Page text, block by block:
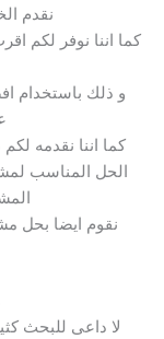
نقدم
كما اننا نوفر لكم
و ذلك باستخدام
كما اننا نقدمه
الحل المناسب
نقوم ايضا بحل
لا داعى للبحث